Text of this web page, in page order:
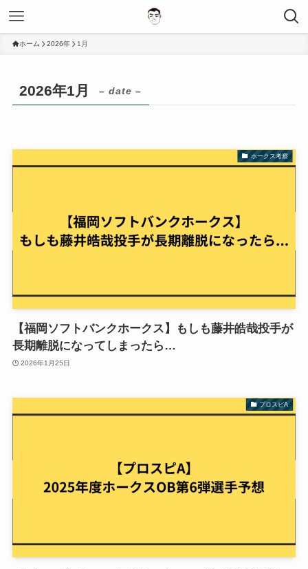
ホーム 2026年 1月
2026年1月 – date –
ホークス考察
【福岡ソフトバンクホークス】もしも藤井皓哉投手が
長期離脱になってしまったら…
2026年1月25日
プロスピA